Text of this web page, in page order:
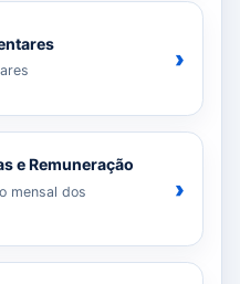
›
e Remuneração
mensal dos
›